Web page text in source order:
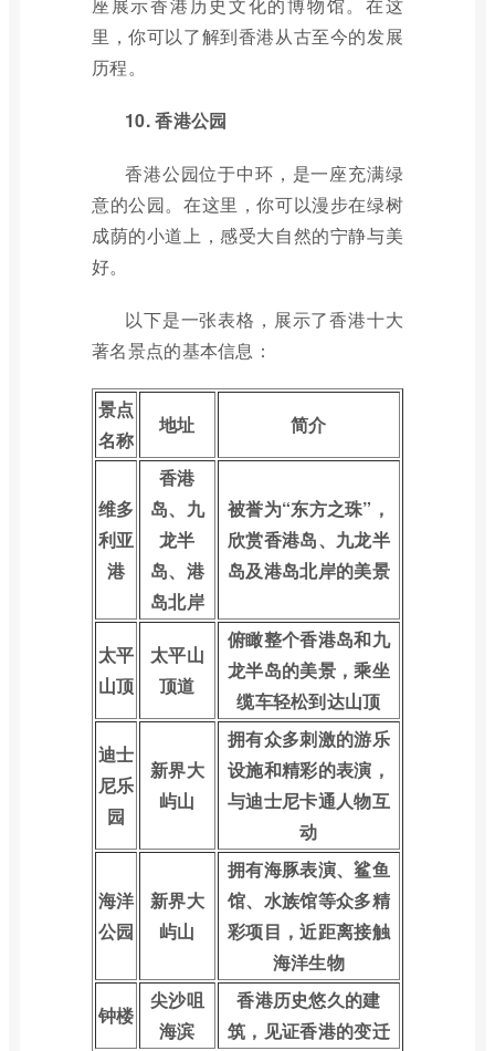
里，你可以了解到香港从古至今的发展
历程。
10. 香港公园
香港公园位于中环，是一座充满绿
意的公园。在这里，你可以漫步在绿树
成荫的小道上，感受大自然的宁静与美
好。
以下是一张表格，展示了香港十大
著名景点的基本信息：
景点
名称
地址 简介
维多
利亚
港
香港
岛、九
龙半
岛、港
岛北岸
被誉为“东方之珠”，
欣赏香港岛、九龙半
岛及港岛北岸的美景
太平
山顶
太平山
顶道
俯瞰整个香港岛和九
龙半岛的美景，乘坐
缆车轻松到达山顶
迪士
尼乐
园
新界大
屿山
拥有众多刺激的游乐
设施和精彩的表演，
与迪士尼卡通人物互
动
海洋
公园
新界大
屿山
拥有海豚表演、鲨鱼
馆、水族馆等众多精
彩项目，近距离接触
海洋生物
钟楼
尖沙咀
海滨
香港历史悠久的建
筑，见证香港的变迁